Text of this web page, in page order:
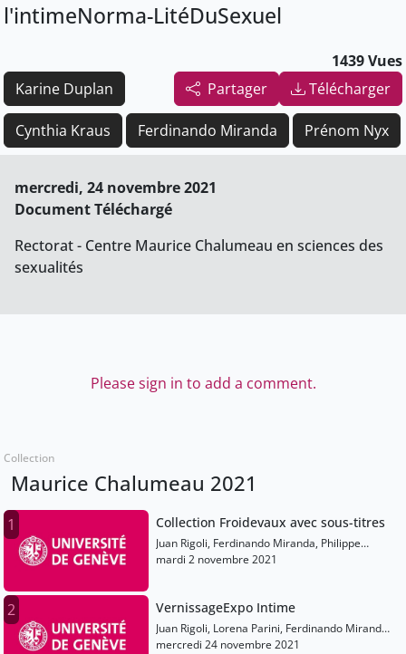
l'intimeNorma-LitéDuSexuel
1439 Vues
Partager
Télécharger
Karine Duplan
Cynthia Kraus Ferdinando Miranda Prénom Nyx
mercredi, 24 novembre 2021
Document Téléchargé
Rectorat - Centre Maurice Chalumeau en sciences des
sexualités
Please sign in to add a comment.
Collection
Maurice Chalumeau 2021
1 Collection Froidevaux avec sous-titres
Juan Rigoli, Ferdinando Miranda, Philippe
Ramoni, Lilo Wullschleger, Danièle Mussard,
mardi 2 novembre 2021
2 VernissageExpo Intime
Juan Rigoli, Lorena Parini, Ferdinando Miranda,
Didier Raboud, Pauline Guex, Isabelle Gattiker,
mercredi 24 novembre 2021